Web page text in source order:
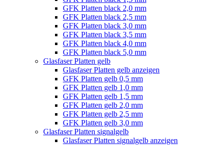
GFK Platten black 2,0 mm
GFK Platten black 2,5 mm
GFK Platten black 3,0 mm
GFK Platten black 3,5 mm
GFK Platten black 4,0 mm
GFK Platten black 5,0 mm
Glasfaser Platten gelb
Glasfaser Platten gelb anzeigen
GFK Platten gelb 0,5 mm
GFK Platten gelb 1,0 mm
GFK Platten gelb 1,5 mm
GFK Platten gelb 2,0 mm
GFK Platten gelb 2,5 mm
GFK Platten gelb 3,0 mm
Glasfaser Platten signalgelb
Glasfaser Platten signalgelb anzeigen